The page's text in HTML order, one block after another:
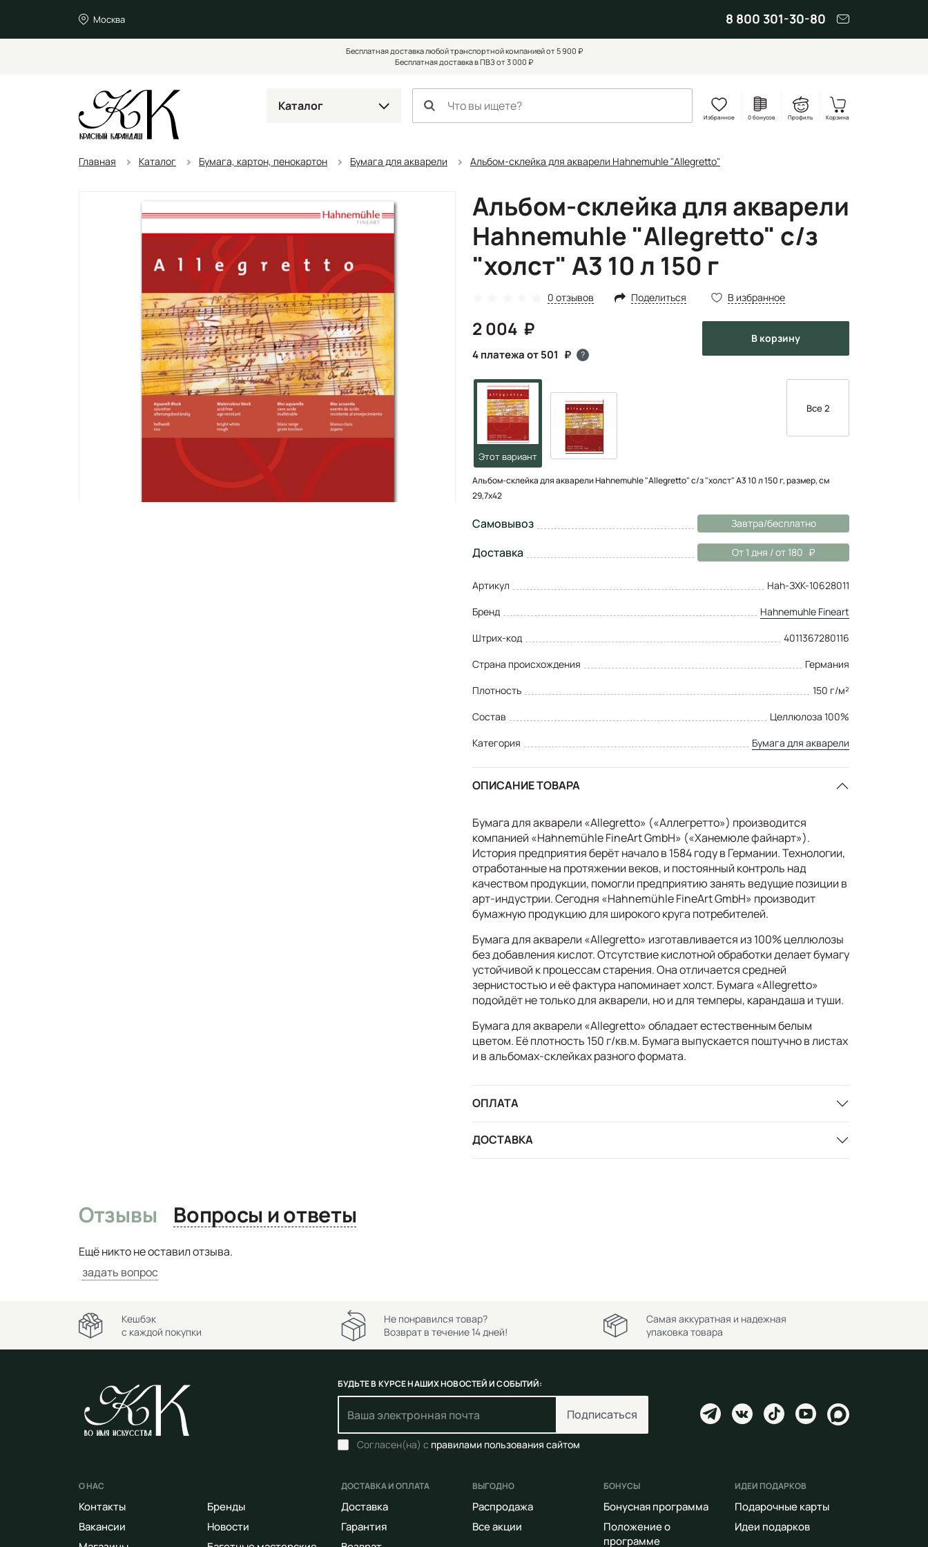
Москва 8 800 301-30-80
Бесплатная доставка любой транспортной компанией от 5 900 ₽
Бесплатная доставка в ПВЗ от 3 000 ₽
Каталог
Избранное 0 бонусов Профиль Корзина
Главная Каталог Бумага, картон, пенокартон Бумага для акварели Альбом-склейка для акварели Hahnemuhle "Allegretto"
Альбом-склейка для акварели
Hahnemuhle "Allegretto" с/з
"холст" А3 10 л 150 г
0 отзывов Поделиться В избранное
2 004
4 платежа от 501 ?
в корзину
Все 2
Альбом-склейка для акварели Hahnemuhle "Allegretto" с/з "холст" А3 10 л 150 г, размер, см
29,7х42
Самовывоз Завтра/бесплатно
Доставка От 1 дня / от 180
Артикул
Hah-ЗХК-10628011
Бренд
Hahnemuhle Fineart
Штрих-код
4011367280116
Страна происхождения
Германия
Плотность
150 г/м²
Состав
Целлюлоза 100%
Категория
Бумага для акварели
ОПИСАНИЕ ТОВАРА
Бумага для акварели «Allegretto» («Аллегретто») производится
компанией «Hahnemühle FineArt GmbH» («Ханемюле файнарт»).
История предприятия берёт начало в 1584 году в Германии. Технологии,
отработанные на протяжении веков, и постоянный контроль над
качеством продукции, помогли предприятию занять ведущие позиции в
арт-индустрии. Сегодня «Hahnemühle FineArt GmbH» производит
бумажную продукцию для широкого круга потребителей.
Бумага для акварели «Allegretto» изготавливается из 100% целлюлозы
без добавления кислот. Отсутствие кислотной обработки делает бумагу
устойчивой к процессам старения. Она отличается средней
зернистостью и её фактура напоминает холст. Бумага «Allegretto»
подойдёт не только для акварели, но и для темперы, карандаша и туши.
Бумага для акварели «Allegretto» обладает естественным белым
цветом. Её плотность 150 г/кв.м. Бумага выпускается поштучно в листах
и в альбомах-склейках разного формата.
ОПЛАТА
ДОСТАВКА
Отзывы Вопросы и ответы
Ещё никто не оставил отзыва.
задать вопрос
Кешбэк
с каждой покупки
Не понравился товар?
Возврат в течение 14 дней!
Самая аккуратная и надежная
упаковка товара
БУДЬТЕ В КУРСЕ НАШИХ НОВОСТЕЙ И СОБЫТИЙ:
Подписаться
Согласен(на) с правилами пользования сайтом
О НАС
Контакты
Вакансии
Бренды
Новости
ДОСТАВКА И ОПЛАТА
Доставка
Гарантия
ВЫГОДНО
Распродажа
Все акции
БОНУСЫ
Бонусная программа
Положение о
программе
ИДЕИ ПОДАРКОВ
Подарочные карты
Идеи подарков